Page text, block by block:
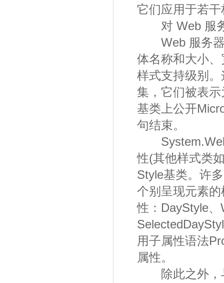
它们应用于若
对 Web 服务
Web 服务器
体名称和大小
样式支持级别
集，它们被表
基类上公开
句结束。
性(其他样式类
Style基类。许
个别呈现元素
性：DayStyle、
用子属性语法
属性。
除此之外，与